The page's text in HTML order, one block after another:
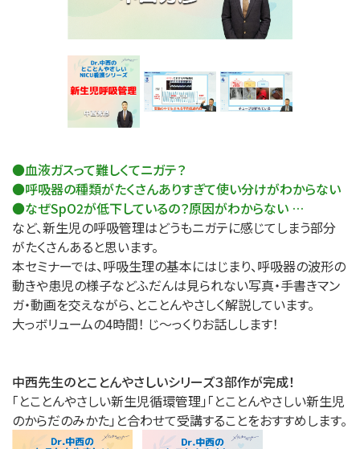
●血液ガスって難しくてニガテ？
●呼吸器の種類がたくさんありすぎて使い分けがわからない
●なぜSpO2が低下しているの？原因がわからない …
など、新生児の呼吸管理はどうもニガテに感じてしまう部分
がたくさんあると思います。
本セミナーでは、呼吸生理の基本にはじまり、呼吸器の波形の
動きや患児の様子などふだんは見られない写真・手書きマン
ガ・動画を交えながら、とことんやさしく解説しています。
大っボリュームの4時間！ じ～っくりお話しします！
中西先生のとことんやさしいシリーズ３部作が完成！
「とことんやさしい新生児循環管理」「とことんやさしい新生児
のからだのみかた」と合わせて受講することをおすすめします。